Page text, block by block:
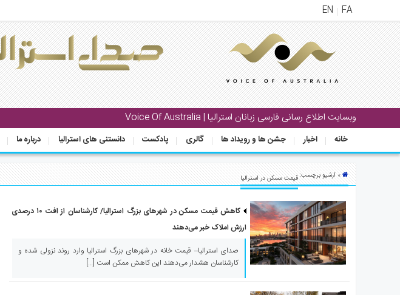
FA
EN
وبسایت اطلاع رسانی فارسی زبانان استرالیا | Voice Of Australia
خانه اخبار جشن ها و رویداد ها گالری پادکست دانستنی های استرالیا درباره ما
منوی
اصلی
خانه
جشن
و
» آرشیو برچسب:قیمت مسکن در استرالیا
کاهش قیمت مسکن در شهرهای بزرگ استرالیا/ کارشناسان از افت ۱۰ درصدی
ارزش املاک خبر می‌دهند
صدای استرالیا– قیمت خانه در شهرهای بزرگ استرالیا وارد روند نزولی شده و
کارشناسان هشدار می‌دهند این کاهش ممکن است […]